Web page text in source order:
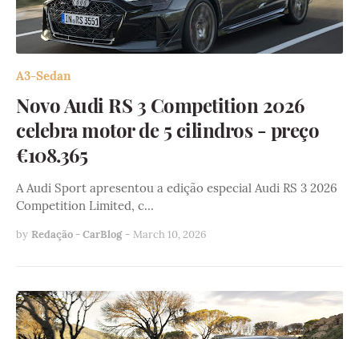
A3-Sedan
Novo Audi RS 3 Competition 2026
celebra motor de 5 cilindros - preço
€108.365
A Audi Sport apresentou a edição especial Audi RS 3 2026
Competition Limited, c…
by Redação - CarBlog - March 10, 2026